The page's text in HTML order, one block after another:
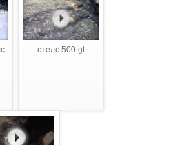
стелс 500 gt